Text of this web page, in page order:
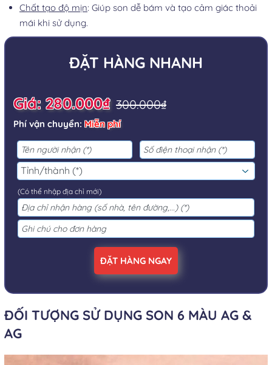
Chất tạo độ mịn: Giúp son dễ bám và tạo cảm giác thoải
mái khi sử dụng.
ĐẶT HÀNG NHANH
Giá: 280.000₫ 300.000₫
Phí vận chuyển: Miễn phí
(Có thể nhập địa chỉ mới)
ĐẶT HÀNG NGAY
ĐỐI TƯỢNG SỬ DỤNG SON 6 MÀU AG &
AG